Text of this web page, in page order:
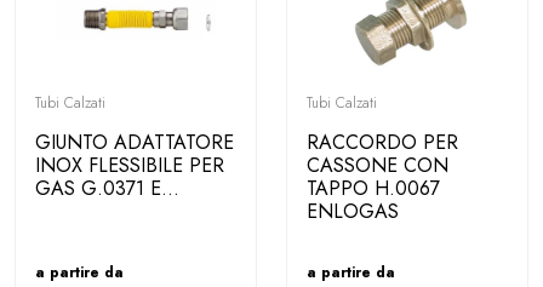
Tubi Calzati
GIUNTO ADATTATORE
INOX FLESSIBILE PER
GAS G.0371 E...
a partire da
Tubi Calzati
RACCORDO PER
CASSONE CON
TAPPO H.0067
ENLOGAS
a partire da